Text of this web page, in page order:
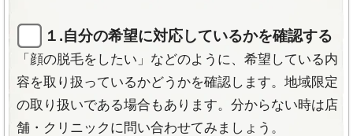
店舗情報
-東京-新宿南口店 新宿西口店 池袋店 渋谷店 渋谷宮益坂店
町田店 立川店
-関東-横浜店 千葉店 船橋店 柏店 大宮店
-東北-仙台店 札幌店
-東京-新宿店 神楽坂店 渋谷店 恵比寿店 池袋店 立川店 銀
座店 吉祥寺店 八王子店 大森店 赤羽店
-関東-横浜店 関内 溝の口 大宮店 岩槻店 川口店 越谷店 木
更津店 本厚木店 厚木店 柏店
１.自分の希望に対応しているかを確認する
「顔の脱毛をしたい」などのように、希望している内
容を取り扱っているかどうかを確認します。地域限定
の取り扱いである場合もあります。分からない時は店
舗・クリニックに問い合わせてみましょう。